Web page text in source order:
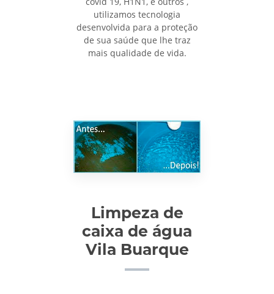
utilizamos tecnologia
desenvolvida para a proteção
de sua saúde que lhe traz
mais qualidade de vida.
Limpeza de
caixa de água
Vila Buarque